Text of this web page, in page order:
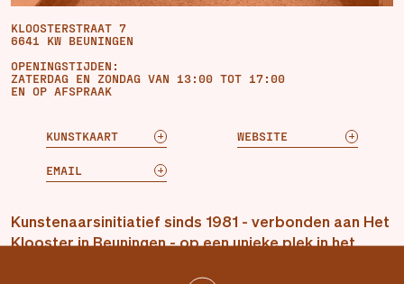
KLOOSTERSTRAAT 7
6641 KW BEUNINGEN
OPENINGSTIJDEN:
ZATERDAG EN ZONDAG VAN 13:00 TOT 17:00
EN OP AFSPRAAK
KUNSTKAART WEBSITE
EMAIL
Kunstenaarsinitiatief sinds 1981 - verbonden aan Het
Klooster in Beuningen - op een unieke plek in het